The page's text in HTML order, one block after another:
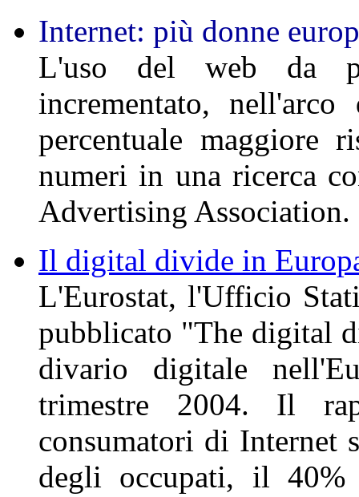
Internet: più donne
L'uso del web da
incrementato,
percentuale maggiore
numeri in una ricerca
Advertising Association.
Il digital divide in
L'Eurostat, l'Ufficio
pubblicato "The digital
divario digitale
trimestre 2004. Il
consumatori di Internet
degli occupati, il